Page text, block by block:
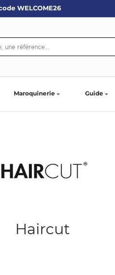
WELCOME26
Maroquinerie Guide
Haircut